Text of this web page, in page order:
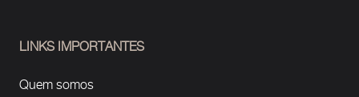
LINKS IMPORTANTES
Quem somos